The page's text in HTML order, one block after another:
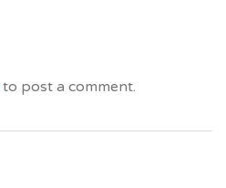
to post a comment.